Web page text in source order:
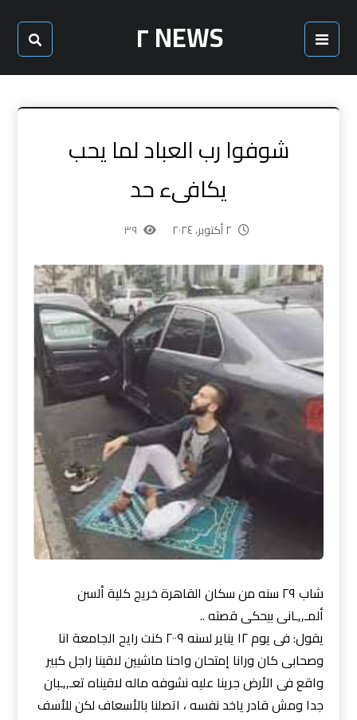
NEWS ٢
شوفوا رب العباد لما يحب
يكافىء حد
٢ أكتوبر، ٢٠٢٤ ٣٩
شاب ٢٩ سنه من سكان القاهرة خريج كلية ألسن
ألمـ,,ـانى بيحكى قصته ..
يقول: فى يوم ١٢ يناير لسنه ٢٠٠٩ كنت رايح الجامعة انا
وصحابى كان ورانا إمتحان واحنا ماشيين لاقينا راجل كبير
واقع فى الأرض جرينا عليه نشوفه ماله لاقيناه تعـ,,ـبان
جدا ومش قادر ياخد نفسه ، اتصلنا بالأسعاف لكن للأسف